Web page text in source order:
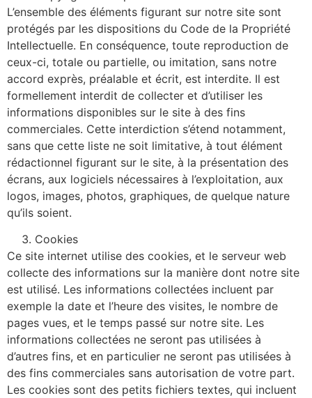
L’ensemble des éléments figurant sur notre site sont
protégés par les dispositions du Code de la Propriété
Intellectuelle. En conséquence, toute reproduction de
ceux-ci, totale ou partielle, ou imitation, sans notre
accord exprès, préalable et écrit, est interdite. Il est
formellement interdit de collecter et d’utiliser les
informations disponibles sur le site à des fins
commerciales. Cette interdiction s’étend notamment,
sans que cette liste ne soit limitative, à tout élément
rédactionnel figurant sur le site, à la présentation des
écrans, aux logiciels nécessaires à l’exploitation, aux
logos, images, photos, graphiques, de quelque nature
qu’ils soient.
Cookies
Ce site internet utilise des cookies, et le serveur web
collecte des informations sur la manière dont notre site
est utilisé. Les informations collectées incluent par
exemple la date et l’heure des visites, le nombre de
pages vues, et le temps passé sur notre site. Les
informations collectées ne seront pas utilisées à
d’autres fins, et en particulier ne seront pas utilisées à
des fins commerciales sans autorisation de votre part.
Les cookies sont des petits fichiers textes, qui incluent